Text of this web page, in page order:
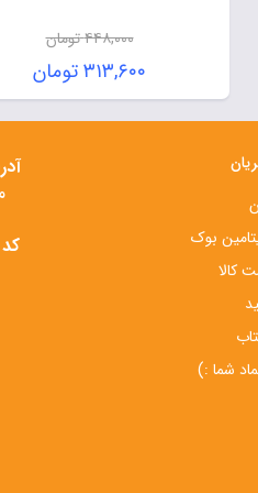
۴۴۸,۰۰۰تومان
قیمت
اصلی:
۳۱۳,۶۰۰تومان
قیمت
فعلی:
بوک
کالا
شما :)